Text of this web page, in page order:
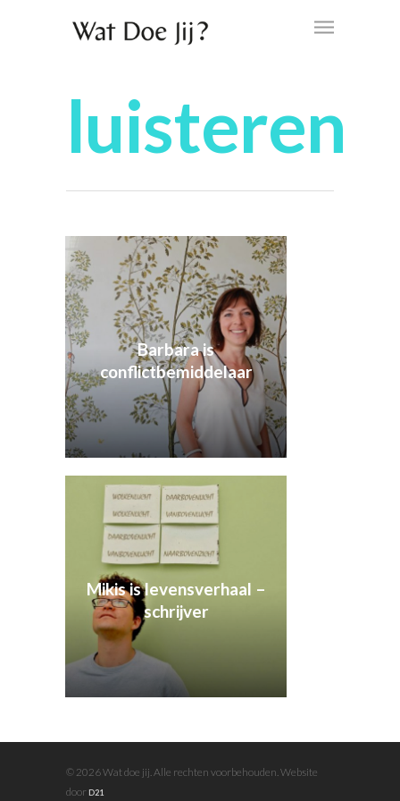
luisteren
Barbara is
conflictbemiddelaar
Mikis is levensverhaal –
schrijver
© 2026 Wat doe jij. Alle rechten voorbehouden. Website
doorD21